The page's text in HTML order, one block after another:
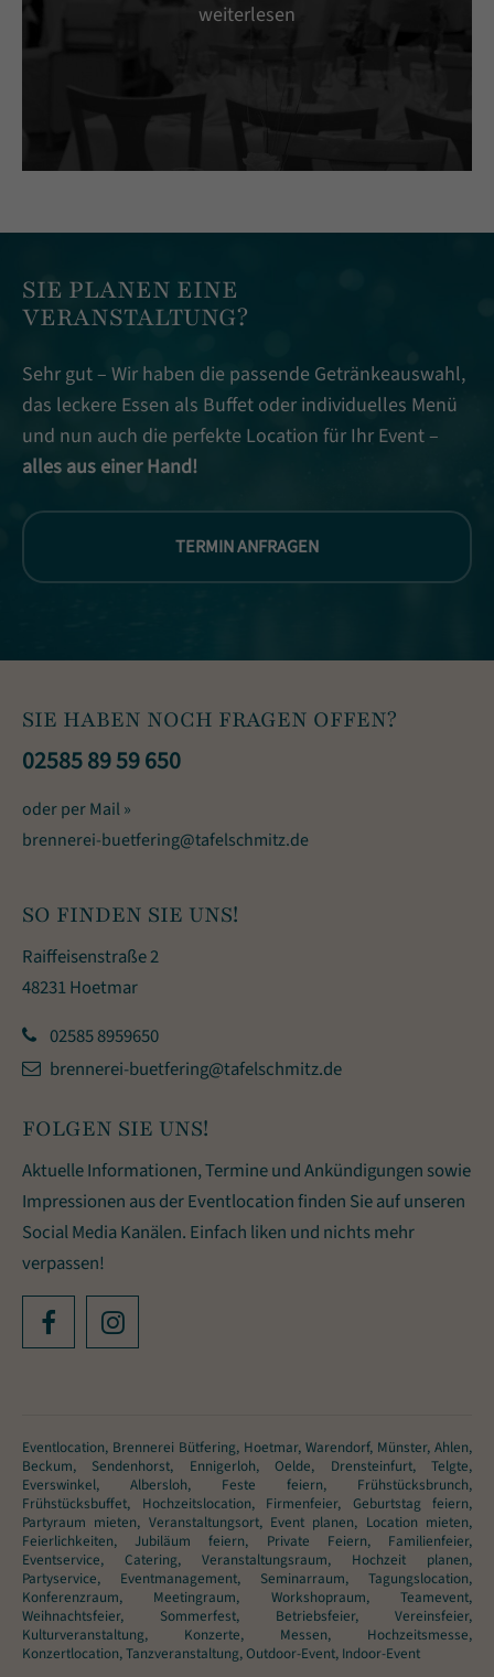
weiterlesen
SIE PLANEN EINE
VERANSTALTUNG?
Sehr gut – Wir haben die passende Getränkeauswahl,
das leckere Essen als Buffet oder individuelles Menü
und nun auch die perfekte Location für Ihr Event –
alles aus einer Hand!
TERMIN ANFRAGEN
SIE HABEN NOCH FRAGEN OFFEN?
02585 89 59 650
oder per Mail »
brennerei-buetfering@tafelschmitz.de
SO FINDEN SIE UNS!
Raiffeisenstraße 2
48231 Hoetmar
02585 8959650
brennerei-buetfering@tafelschmitz.de
FOLGEN SIE UNS!
Aktuelle Informationen, Termine und Ankündigungen sowie
Impressionen aus der Eventlocation finden Sie auf unseren
Social Media Kanälen. Einfach liken und nichts mehr
verpassen!
Eventlocation, Brennerei Bütfering, Hoetmar, Warendorf, Münster, Ahlen,
Beckum, Sendenhorst, Ennigerloh, Oelde, Drensteinfurt, Telgte,
Everswinkel, Albersloh, Feste feiern, Frühstücksbrunch,
Frühstücksbuffet, Hochzeitslocation, Firmenfeier, Geburtstag feiern,
Partyraum mieten, Veranstaltungsort, Event planen, Location mieten,
Feierlichkeiten, Jubiläum feiern, Private Feiern, Familienfeier,
Eventservice, Catering, Veranstaltungsraum, Hochzeit planen,
Partyservice, Eventmanagement, Seminarraum, Tagungslocation,
Konferenzraum, Meetingraum, Workshopraum, Teamevent,
Weihnachtsfeier, Sommerfest, Betriebsfeier, Vereinsfeier,
Kulturveranstaltung, Konzerte, Messen, Hochzeitsmesse,
Konzertlocation, Tanzveranstaltung, Outdoor-Event, Indoor-Event